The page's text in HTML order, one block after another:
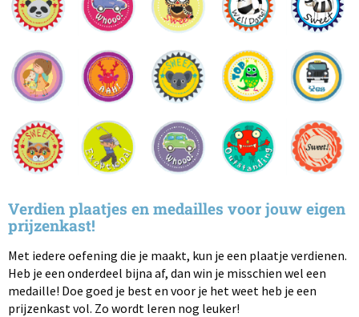
Verdien plaatjes en medailles voor jouw eigen
prijzenkast!
Met iedere oefening die je maakt, kun je een plaatje verdienen.
Heb je een onderdeel bijna af, dan win je misschien wel een
medaille! Doe goed je best en voor je het weet heb je een
prijzenkast vol. Zo wordt leren nog leuker!